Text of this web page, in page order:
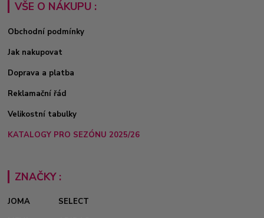
VŠE O NÁKUPU :
Obchodní podmínky
Jak nakupovat
Doprava a platba
Reklamační řád
Velikostní tabulky
KATALOGY PRO SEZÓNU 2025/26
ZNAČKY :
JOMA
SELECT